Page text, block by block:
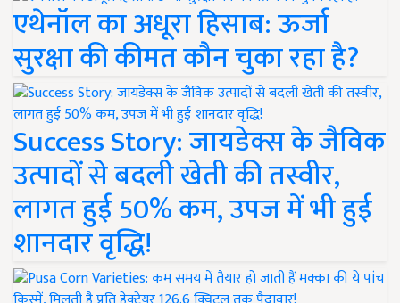
एथेनॉल का अधूरा हिसाब: ऊर्जा
सुरक्षा की कीमत कौन चुका रहा है?
Success Story: जायडेक्स के जैविक
उत्पादों से बदली खेती की तस्वीर,
लागत हुई 50% कम, उपज में भी हुई
शानदार वृद्धि!